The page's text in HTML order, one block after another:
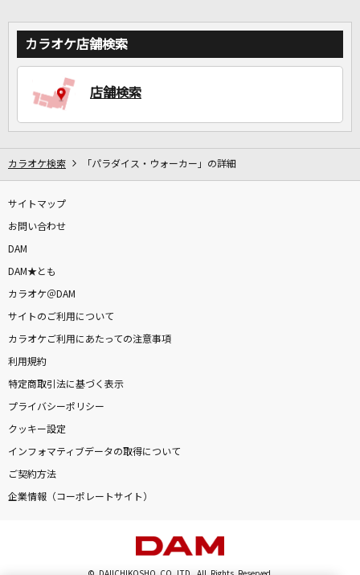
カラオケ店舗検索
店舗検索
カラオケ検索 「パラダイス・ウォーカー」の詳細
サイトマップ
お問い合わせ
DAM
DAM★とも
カラオケ＠DAM
サイトのご利用について
カラオケご利用にあたっての注意事項
利用規約
特定商取引法に基づく表示
プライバシーポリシー
クッキー設定
インフォマティブデータの取得について
ご契約方法
企業情報（コーポレートサイト）
© DAIICHIKOSHO CO.,LTD. All Rights Reserved.